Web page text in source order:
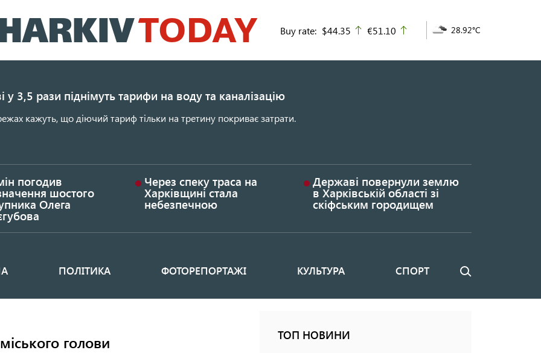
до
основного
Buy rate: $44.35 up
€51.10 28.92°C
у 3,5 рази піднімуть тарифи на воду та каналізацію
кажуть, що діючий тариф тільки на третину покриває затрати.
погодив
шостого
Олега
Через спеку траса на
Харківщині стала
небезпечною
Державі повернули землю
в Харківській області зі
скіфським городищем
ПОЛІТИКА ФОТОРЕПОРТАЖІ КУЛЬТУРА СПОРТ Пошук
голови ТОП НОВИНИ